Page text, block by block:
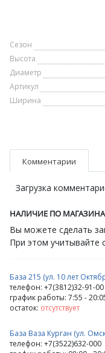
Сезон
Высота
Диаметр
Артикул
Ширина
Комментарии
Загрузка
НАЛИЧИЕ ПО
Вы можете сделать
При этом учитывайте
База 215 (ул. 10 лет
телефон: +7(3812)32-91-00
график работы: 7:55 -
остаток: отсутствует
База Ваза Курган (ул.
телефон: +7(3522)632-000